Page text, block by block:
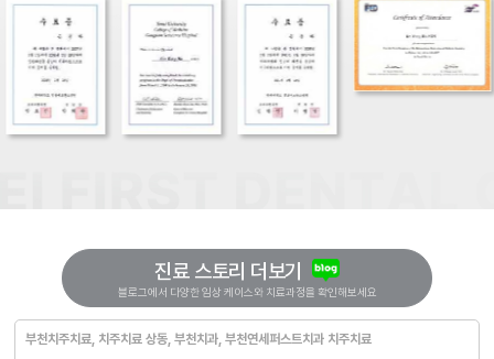
진료 스토리 더보기
부천치주치료, 치주치료 상동, 부천치과, 부천연세퍼스트치과 치주치료